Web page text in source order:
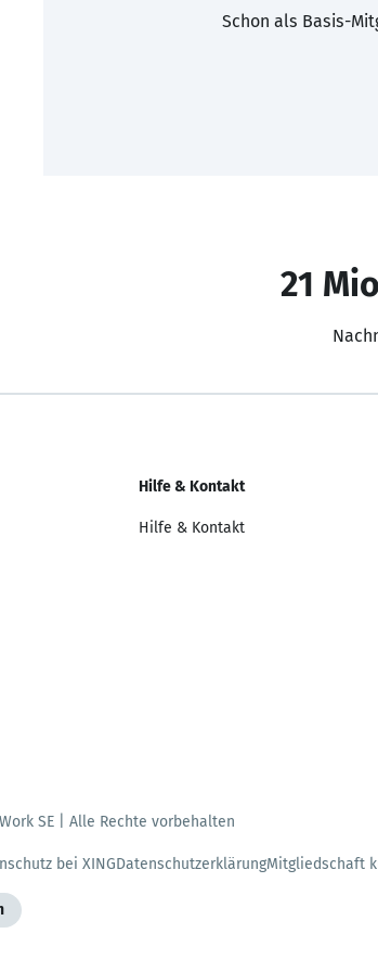
Schon als Basis-
21
Hilfe & Kontakt
Hilfe & Kontakt
SE | Alle Rechte vorbehalten
bei XINGDatenschutzerklärungMitgliedschaft